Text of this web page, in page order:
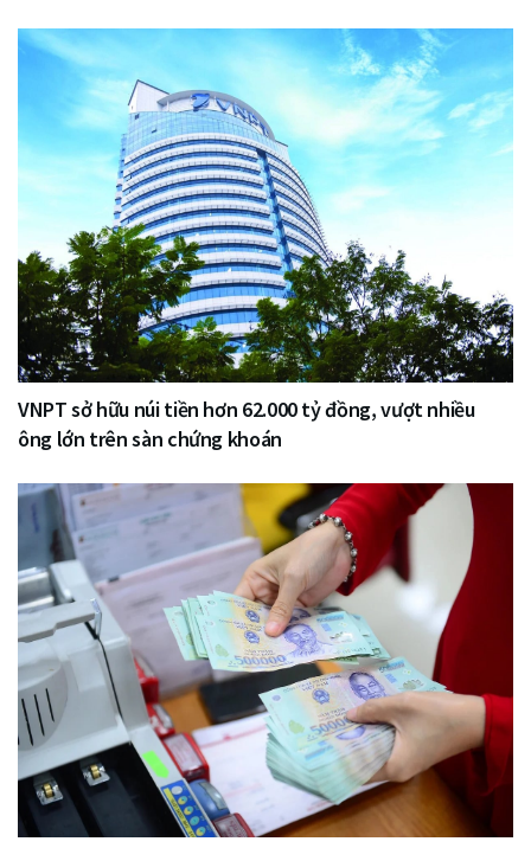
VNPT sở hữu núi tiền hơn 62.000 tỷ đồng, vượt nhiều
ông lớn trên sàn chứng khoán